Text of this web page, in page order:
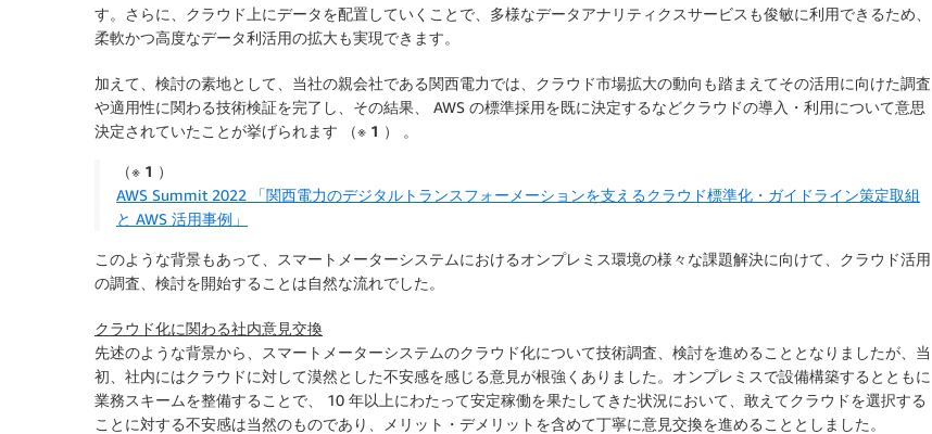
す。さらに、クラウド上にデータを配置していくことで、多様なデータアナリティクスサービスも俊敏に利用できるため、
柔軟かつ高度なデータ利活用の拡大も実現できます。
加えて、検討の素地として、当社の親会社である関西電力では、クラウド市場拡大の動向も踏まえてその活用に向けた調査
や適用性に関わる技術検証を完了し、その結果、 AWS の標準採用を既に決定するなどクラウドの導入・利用について意思
決定されていたことが挙げられます
（※ 1 ） 。
（※ 1 ）
AWS Summit 2022 「関西電力のデジタルトランスフォーメーションを支えるクラウド標準化・ガイドライン策定取組
と AWS 活用事例」
このような背景もあって、スマートメーターシステムにおけるオンプレミス環境の様々な課題解決に向けて、クラウド活用
の調査、検討を開始することは自然な流れでした。
クラウド化に関わる社内意見交換
先述のような背景から、スマートメーターシステムのクラウド化について技術調査、検討を進めることとなりましたが、当
初、社内にはクラウドに対して漠然とした不安感を感じる意見が根強くありました。オンプレミスで設備構築するとともに
業務スキームを整備することで、 10 年以上にわたって安定稼働を果たしてきた状況において、敢えてクラウドを選択する
ことに対する不安感は当然のものであり、メリット・デメリットを含めて丁寧に意見交換を進めることとしました。